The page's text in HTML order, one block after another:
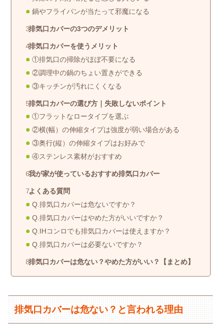
鍋やフライパンが当たって邪魔になる
排気口カバーの3つのデメリット
排気口カバーを使うメリット
①排気口の掃除がほぼ不要になる
②調理中の鍋のちょい置きができる
③キッチンが汚れにくくなる
排気口カバーの選び方｜失敗しないポイント
①フラットなロータイプを選ぶ
②横(幅）の伸縮タイプは強度が弱い場合がある
③奥行(縦）の伸縮タイプはお好みで
④ステンレス素材がおすすめ
我が家が使っているおすすめ排気口カバー
よくある質問
Q.排気口カバーは危ないですか？
Q.排気口カバーはやめた方がいいですか？
Q.IHコンロでも排気口カバーは使えますか？
Q.排気口カバーは必要ないですか？
排気口カバーは危ない？やめた方がいい？【まとめ】
排気口カバーは危ない？と言われる理由